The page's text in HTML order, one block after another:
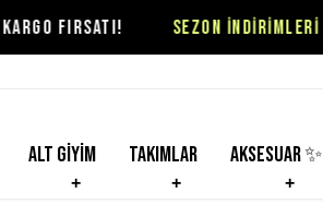
SEZON İNDİRİMLERİ VİOLON'DA BAŞLADI
Alt Giyim Takımlar Aksesuar ✨